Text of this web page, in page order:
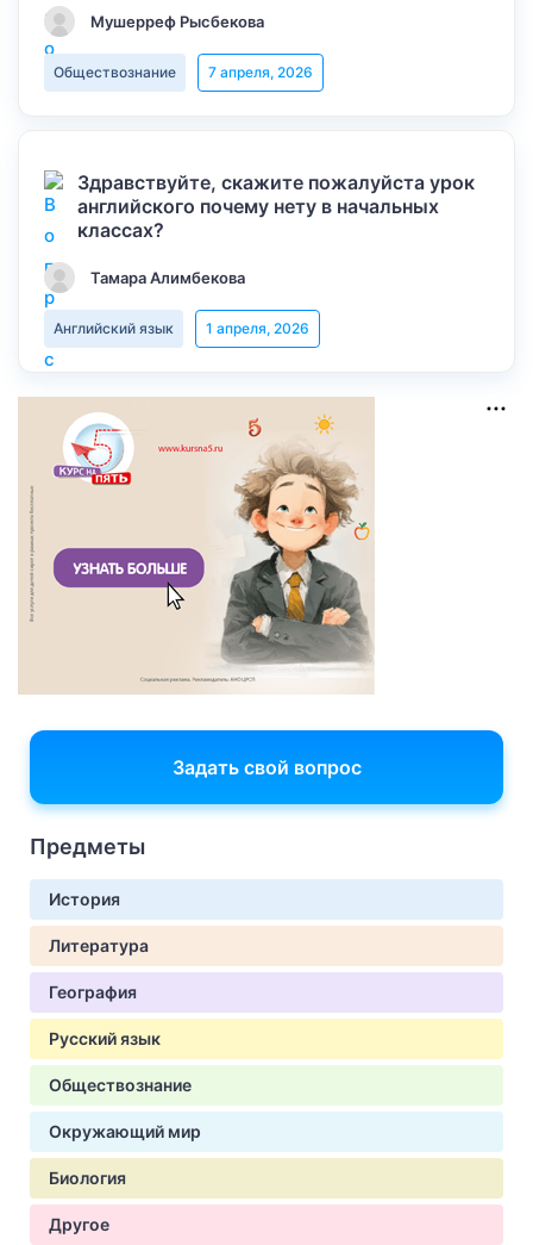
Мушерреф Рысбекова
Обществознание 7 апреля, 2026
Здравствуйте, скажите пожалуйста урок
английского почему нету в начальных
классах?
Тамара Алимбекова
Английский язык 1 апреля, 2026
Задать свой вопрос
Предметы
История
Литература
География
Русский язык
Обществознание
Окружающий мир
Биология
Другое